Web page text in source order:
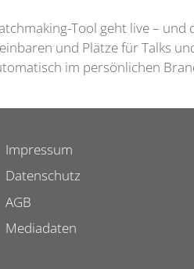
Tool geht live –
und Plätze für Talks
im persönlichen
Impressum
Datenschutz
AGB
Mediadaten